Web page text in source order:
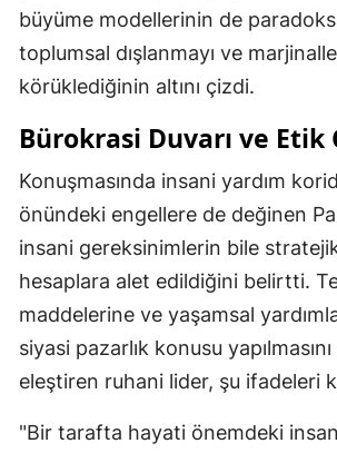
büyüme modellerinin de
toplumsal dışlanmayı ve
körüklediğinin altını çizdi.
Bürokrasi Duvarı ve Etik
Konuşmasında insani yardım
önündeki engellere de değinen
insani gereksinimlerin bile
hesaplara alet edildiğini belirtti.
maddelerine ve yaşamsal
siyasi pazarlık konusu
eleştiren ruhani lider, şu ifadeleri
"Bir tarafta hayati önemdeki